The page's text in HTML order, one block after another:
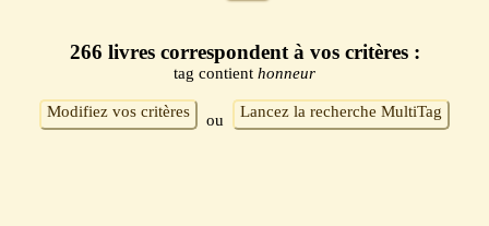
266 livres correspondent à vos critères :
tag contient honneur
Modifiez vos critères ou Lancez la recherche MultiTag